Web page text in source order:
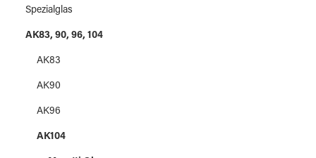
Spezialglas
AK83, 90, 96, 104
AK83
AK90
AK96
AK104